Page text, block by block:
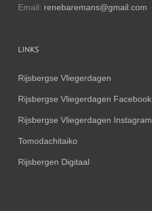
Email: renebaremans@gmail.com
LINKS
Rijsbergse Vliegerdagen
Rijsbergse Vliegerdagen Facebook
Rijsbergse Vliegerdagen Instagram
Tomodachitaiko
Rijsbergen Digitaal